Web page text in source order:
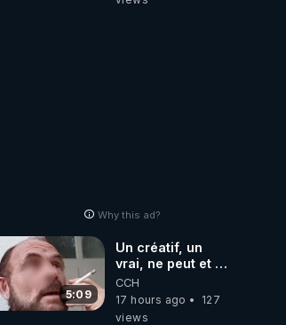
Why this ad?
5:09
Un créatif, un
vrai, ne peut et ne
doit pas faire
appel à
l'intelligence
CCH
17 hours ago
127
views